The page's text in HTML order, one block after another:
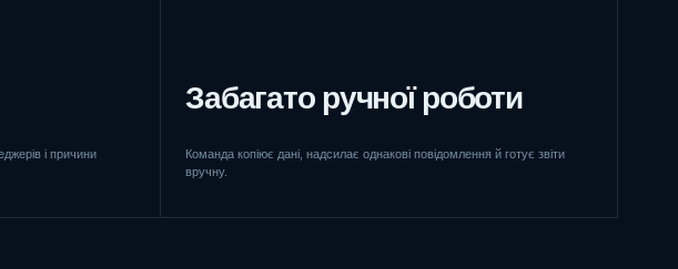
і причини
Забагато ручної роботи
Команда копіює дані, надсилає однакові повідомлення й готує звіти
вручну.